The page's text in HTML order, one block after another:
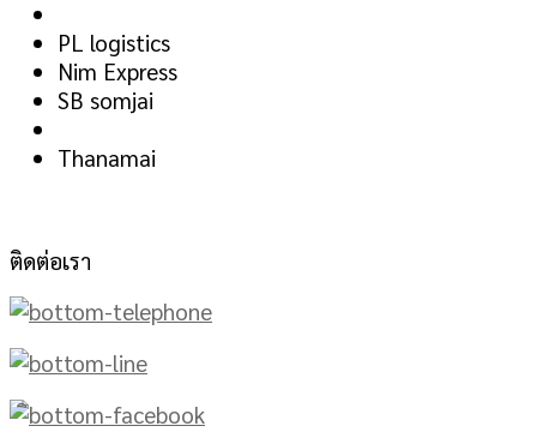
PL logistics
Nim Express
SB somjai
Thanamai
ติดต่อเรา